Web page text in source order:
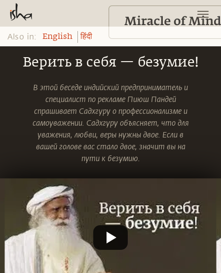
Also in: English हिंदी
Верить в себя — безумие!
В этой беседе индийский предприниматель и
специалист по рекламе Пиюш Пандей
спрашивает Садхгуру о профессионализме и
самоуважении. Садхгуру объясняет, что для
уважения, любви, веры нужны двое. Если в
вашей голове вас стало двое, значит вы на
пути к безумию.